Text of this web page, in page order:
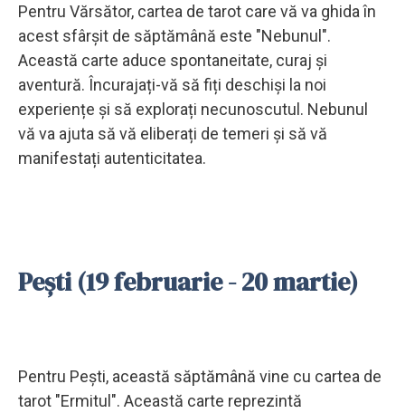
Pentru Vărsător, cartea de tarot care vă va ghida în
acest sfârșit de săptămână este "Nebunul".
Această carte aduce spontaneitate, curaj și
aventură. Încurajați-vă să fiți deschiși la noi
experiențe și să explorați necunoscutul. Nebunul
vă va ajuta să vă eliberați de temeri și să vă
manifestați autenticitatea.
Pești (19 februarie - 20 martie)
Pentru Pești, această săptămână vine cu cartea de
tarot "Ermitul". Această carte reprezintă